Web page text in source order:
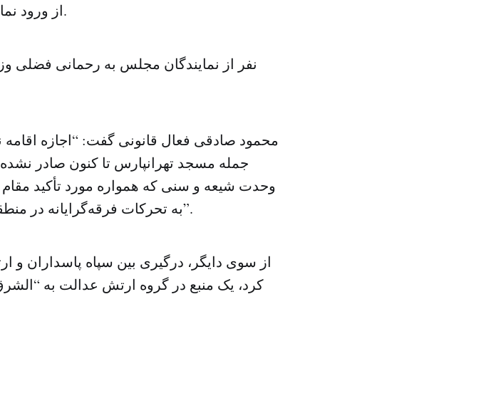
از ورود نمازگزاران اهل به داخل آن جلوگیری کردند.
محمود صادقی فعال قانونی گفت: “اجازه اقامه
جمله مسجد تهرانپارس تا کنون صادر
وحدت شیعه و سنی که همواره مورد تأکید
به تحرکات فرقه‌گرایانه در منطقه با امنیت ملی نیز در تضاد و تغایر است”.
از سوی دایگر، درگیری بین سپاه پاسداران
کرد، یک منبع در گروه ارتش عدالت به